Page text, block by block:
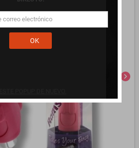
chevron_right
OK